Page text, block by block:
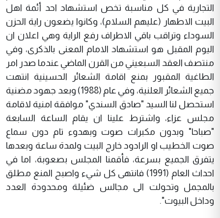
التجارية في كل مناسبة تخص استشهاد احد أئمة اهل
البيت الاطهار (عليهم السلام)، وكانوا يضعون راية الحزن
السوداء وتراقب باقي الاطراف رفع الراية وهي اعلان ان
اليوم المقبل هو استشهاد الامام المعنى بالذكرى، وفي
منتصف العقد السبعيني من القرن الماضي عندما صدر امر
الطاغية المقبور بمنع اقامة الشعائر الحسينية انتهت
جميع الشعائر العلنية، وفي عام (1988) وبعد جهود مضنية
استحصل لنا السيد "صادق السندي" موافقة امنية لاقامة
مجلس عزاء، واشترط علينا ان يقام الساعة السابعة
"صباحا" وبدون مكبرات صوت وبهدوء تام دون سماع
صوت الخطيب او الرادود خارج البيت ولمدة ساعة وبعدها
يتفرق الجميع بسرعة، فأقمنا المجلس بصعوبة، اما في
احداث العام (1991) فانتهى كل شيء واصبح المنع مطلق
بالمجمل وتحولت الى مجالس ضئيلة ومحدودة العدد
وداخل البيوت".